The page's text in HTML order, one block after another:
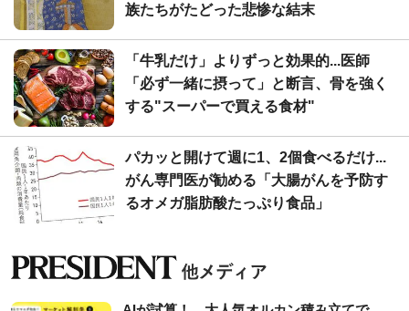
族たちがたどった悲惨な結末
「牛乳だけ」よりずっと効果的...医師
「必ず一緒に摂って」と断言、骨を強く
する"スーパーで買える食材"
パカッと開けて週に1、2個食べるだけ...
がん専門医が勧める「大腸がんを予防す
るオメガ脂肪酸たっぷり食品」